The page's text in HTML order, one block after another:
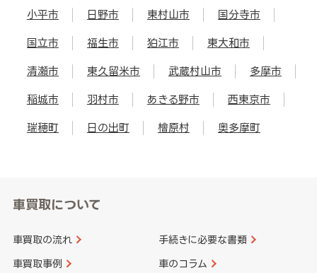
小平市 日野市 東村山市 国分寺市
国立市 福生市 狛江市 東大和市
清瀬市 東久留米市 武蔵村山市 多摩市
稲城市 羽村市 あきる野市 西東京市
瑞穂町 日の出町 檜原村 奥多摩町
車買取について
車買取の流れ 手続きに必要な書類
車買取事例 車のコラム